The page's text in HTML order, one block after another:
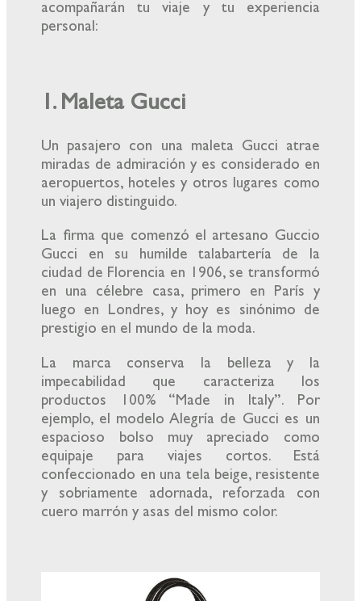
acompañarán tu viaje y tu experiencia
personal:
1. Maleta Gucci
Un pasajero con una maleta Gucci atrae
miradas de admiración y es considerado en
aeropuertos, hoteles y otros lugares como
un viajero distinguido.
La firma que comenzó el artesano Guccio
Gucci en su humilde talabartería de la
ciudad de Florencia en 1906, se transformó
en una célebre casa, primero en París y
luego en Londres, y hoy es sinónimo de
prestigio en el mundo de la moda.
La marca conserva la belleza y la
impecabilidad que caracteriza los
productos 100% “Made in Italy”. Por
ejemplo, el modelo Alegría de Gucci es un
espacioso bolso muy apreciado como
equipaje para viajes cortos. Está
confeccionado en una tela beige, resistente
y sobriamente adornada, reforzada con
cuero marrón y asas del mismo color.